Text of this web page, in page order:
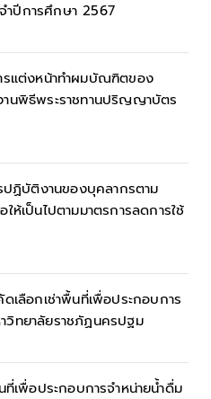
ปีการศึกษา 2567
รแต่งหน้าทำผมบัณฑิตของ
นพิธีพระราชทานปริญญาบัตร
ปฏิบัติงานของบุคลากรตาม
ห้เป็นไปตามมาตรการลดการใช้
เลือกเช่าพื้นที่เพื่อประกอบการ
วิทยาลัยราชภัฏนครปฐม
ที่เพื่อประกอบการจำหน่ายน้ำดื่ม